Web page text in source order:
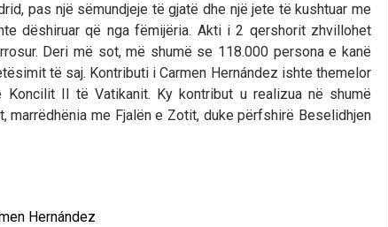
pas një sëmundjeje të gjatë dhe një jete të kushtuar me
dëshiruar që nga fëmijëria. Akti i 2 qershorit zhvillohet
Deri më sot, më shumë se 118.000 persona e kanë
të saj. Kontributi i Carmen Hernández ishte themelor
II të Vatikanit. Ky kontribut u realizua në shumë
me Fjalën e Zotit, duke përfshirë Beselidhjen
Hernández